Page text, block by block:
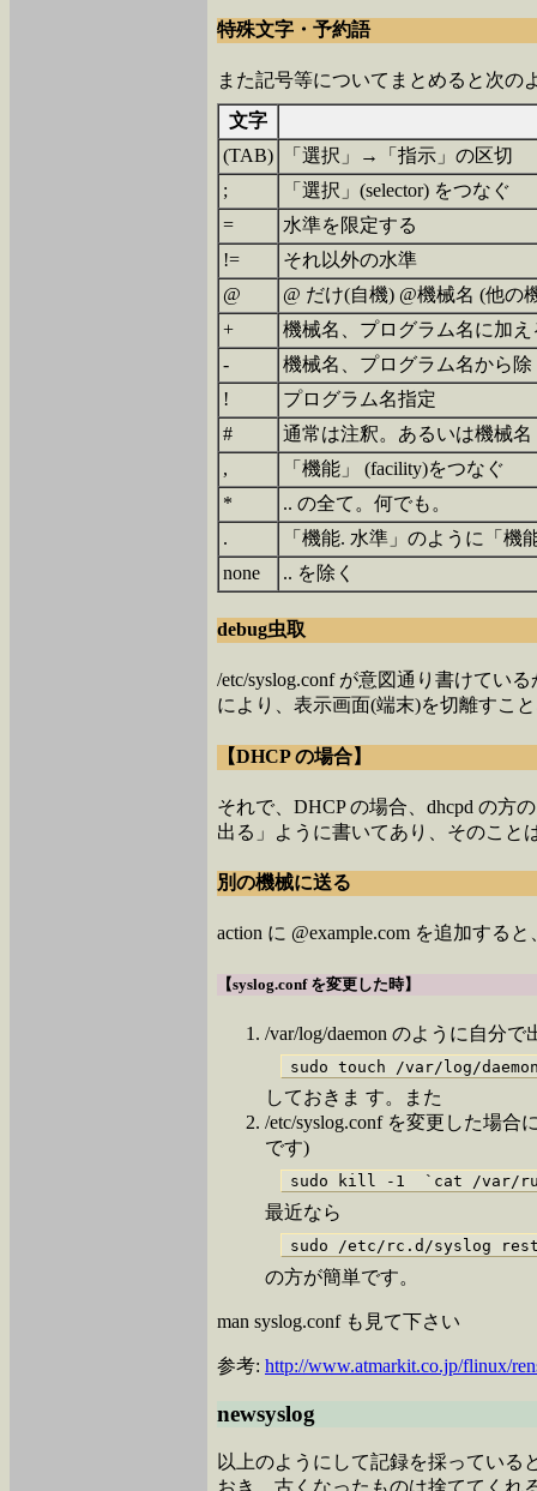
特殊文字・予約語
また記号等についてまとめると次の
文字
(TAB)
「選択」→「指示」の区切
;
「選択」(selector) をつなぐ
=
水準を限定する
!=
それ以外の水準
@
@ だけ(自機) @機械名 (他の
+
機械名、プログラム名に加え
-
機械名、プログラム名から除
!
プログラム名指定
#
通常は注釈。あるいは機械
,
「機能」 (facility)をつなぐ
*
.. の全て。何でも。
.
「機能. 水準」のように「
none
.. を除く
debug虫取
/etc/syslog.conf が意図通り書けてい
により、表示画面(端末)を切離すこ
【DHCP の場合】
それで、DHCP の場合、dhcpd の方
出る」ように書いてあり、そのこと
別の機械に送る
action に @example.com を追加する
【syslog.conf を変更した時】
/var/log/daemon のように自分
しておきま す。また
/etc/syslog.conf を変更した場合
です)
最近なら
の方が簡単です。
man syslog.conf も見て下さい
参考: http://www.atmarkit.co.jp/flinux/
newsyslog
以上のようにして記録を採っている
おき、古くなったものは捨ててくれ